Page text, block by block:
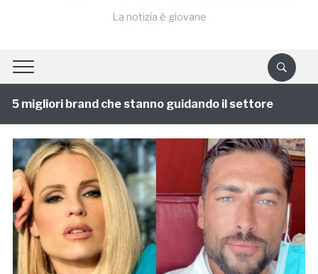
La notizia è giovane
brand che stanno guidando il settore